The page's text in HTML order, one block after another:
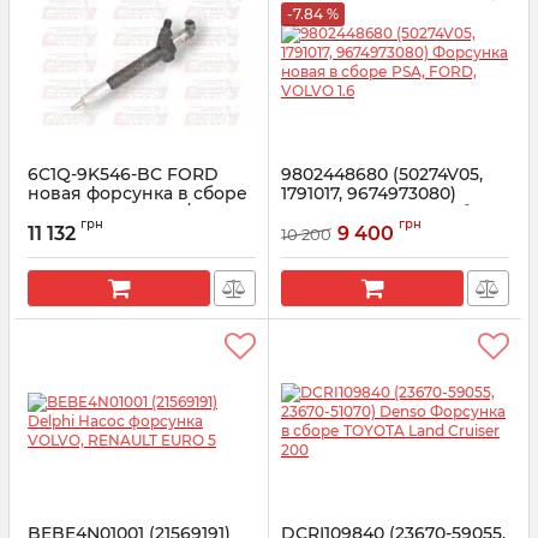
6C1Q-9K546-BC FORD
новая форсунка в сборе
FORD TRANSIT 2.2/2.4
Артикул:
11 132 грн
-7.84 %
9802448680 (50274V05,
1791017, 9674973080)
Форсунка новая в сборе
PSA, FORD, VOLVO 1.6
Артикул: 9802448680
10 200 9 400 грн
BEBE4N01001 (21569191)
DCRI109840 (23670-59055,